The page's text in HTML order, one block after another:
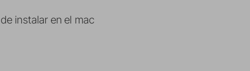
instalar en el mac